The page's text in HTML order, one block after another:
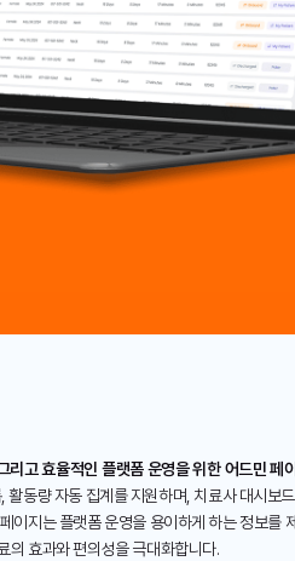
고 효율적인 플랫폼 운영을 위한 어드민 페
동량 자동 집계를 지원하며, 치료사 대시보
이지는 플랫폼 운영을 용이하게 하는 정보를
의 효과와 편의성을 극대화합니다.